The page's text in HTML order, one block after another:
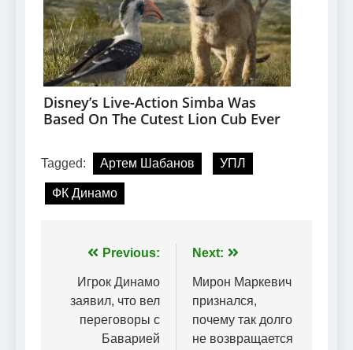
Tagged: Артем Шабанов УПЛ
ФК Динамо
Навігація
записів
Previous:
Игрок Динамо
заявил, что вел
переговоры с
Баварией
Next:
Мирон Маркевич
признался,
почему так долго
не возвращается